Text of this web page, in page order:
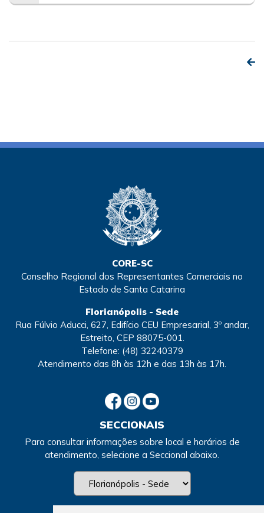
CORE-SC
Conselho Regional dos Representantes Comerciais no
Estado de Santa Catarina
Florianópolis - Sede
Rua Fúlvio Aducci, 627, Edifício CEU Empresarial, 3º andar,
Estreito, CEP 88075-001.
Telefone: (48) 32240379
Atendimento das 8h às 12h e das 13h às 17h.
SECCIONAIS
Para consultar informações sobre local e horários de
atendimento, selecione a Seccional abaixo.